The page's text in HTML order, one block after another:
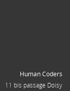
Human Coders
11 bis passage Doisy